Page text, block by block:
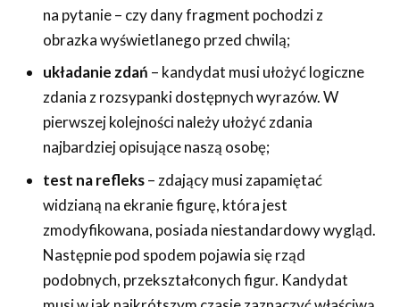
na pytanie – czy dany fragment pochodzi z
obrazka wyświetlanego przed chwilą;
układanie zdań – kandydat musi ułożyć logiczne
zdania z rozsypanki dostępnych wyrazów. W
pierwszej kolejności należy ułożyć zdania
najbardziej opisujące naszą osobę;
test na refleks– zdający musi zapamiętać
widzianą na ekranie figurę, która jest
zmodyfikowana, posiada niestandardowy wygląd.
Następnie pod spodem pojawia się rząd
podobnych, przekształconych figur. Kandydat